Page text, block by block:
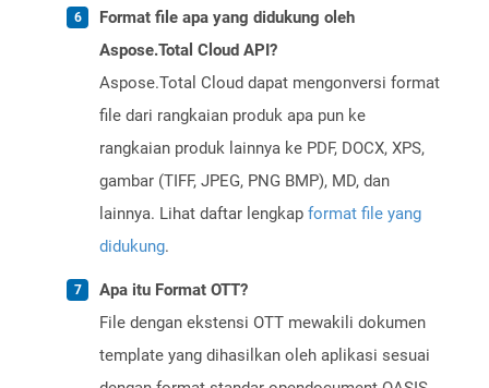
Format file apa yang didukung oleh
Aspose.Total Cloud API?
Aspose.Total Cloud dapat mengonversi format
file dari rangkaian produk apa pun ke
rangkaian produk lainnya ke PDF, DOCX, XPS,
gambar (TIFF, JPEG, PNG BMP), MD, dan
lainnya. Lihat daftar lengkap format file yang
didukung.
Apa itu Format OTT?
File dengan ekstensi OTT mewakili dokumen
template yang dihasilkan oleh aplikasi sesuai